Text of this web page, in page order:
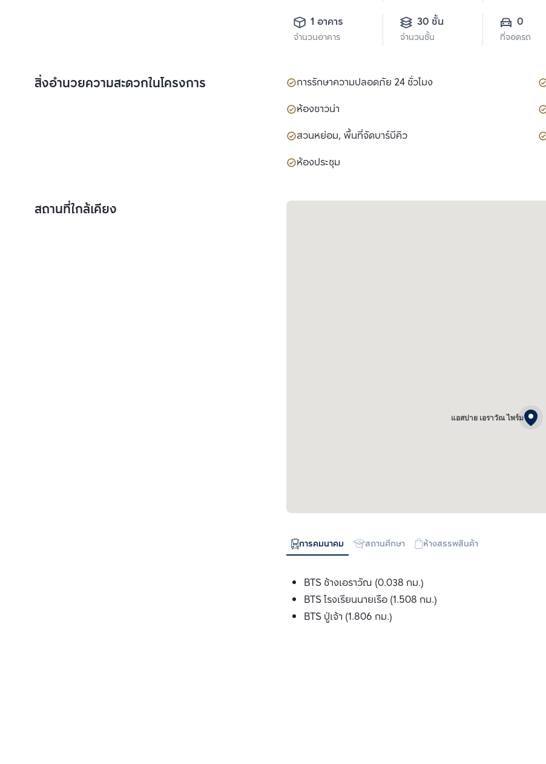
1 อาคาร
จำนวนอาคาร
30 ชั้น
จำนวนชั้น
0
ที่จอดรถ
สิ่งอำนวยความสะดวกในโครงการ การรักษาความปลอดภัย 24 ชั่วโมง
ห้องซาวน่า
สวนหย่อม, พื้นที่จัดบาร์บีคิว
ห้องประชุม
สถานที่ใกล้เคียง
แอสปาย เอราวัณ ไพร์ม
การคมนาคม สถานศึกษา ห้างสรรพสินค้า
BTS ช้างเอราวัณ (0.038 กม.)
BTS โรงเรียนนายเรือ (1.508 กม.)
BTS ปู่เจ้า (1.806 กม.)